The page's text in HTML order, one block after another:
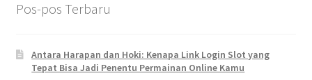
Pos-pos Terbaru
Antara Harapan dan Hoki: Kenapa Link Login Slot yang
Tepat Bisa Jadi Penentu Permainan Online Kamu